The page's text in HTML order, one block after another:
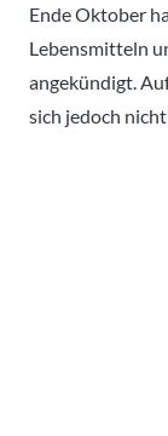
Ende Oktober
Lebensmitteln
angekündigt.
sich jedoch